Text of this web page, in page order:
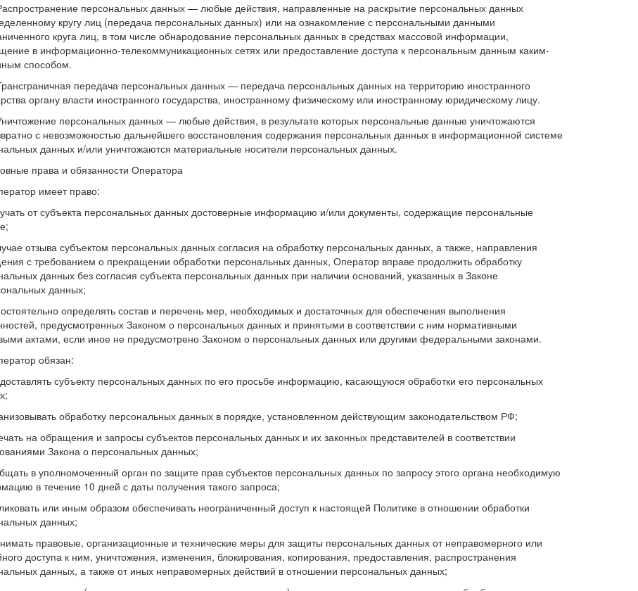
персональных данных — любые действия, направленные на раскрытие персональных данных
кругу лиц (передача персональных данных) или на ознакомление с персональными данными
круга лиц, в том числе обнародование персональных данных в средствах массовой информации,
в информационно-телекоммуникационных сетях или предоставление доступа к персональным данным каким-
способом.
передача персональных данных — передача персональных данных на территорию иностранного
органу власти иностранного государства, иностранному физическому или иностранному юридическому лицу.
персональных данных — любые действия, в результате которых персональные данные уничтожаются
с невозможностью дальнейшего восстановления содержания персональных данных в информационной системе
данных и/или уничтожаются материальные носители персональных данных.
права и обязанности Оператора
имеет право:
от субъекта персональных данных достоверные информацию и/или документы, содержащие персональные
отзыва субъектом персональных данных согласия на обработку персональных данных, а также, направления
с требованием о прекращении обработки персональных данных, Оператор вправе продолжить обработку
данных без согласия субъекта персональных данных при наличии оснований, указанных в Законе
данных;
определять состав и перечень мер, необходимых и достаточных для обеспечения выполнения
предусмотренных Законом о персональных данных и принятыми в соответствии с ним нормативными
актами, если иное не предусмотрено Законом о персональных данных или другими федеральными законами.
обязан:
субъекту персональных данных по его просьбе информацию, касающуюся обработки его персональных
обработку персональных данных в порядке, установленном действующим законодательством РФ;
на обращения и запросы субъектов персональных данных и их законных представителей в соответствии
Закона о персональных данных;
в уполномоченный орган по защите прав субъектов персональных данных по запросу этого органа необходимую
в течение 10 дней с даты получения такого запроса;
или иным образом обеспечивать неограниченный доступ к настоящей Политике в отношении обработки
данных;
правовые, организационные и технические меры для защиты персональных данных от неправомерного или
доступа к ним, уничтожения, изменения, блокирования, копирования, предоставления, распространения
данных, а также от иных неправомерных действий в отношении персональных данных;